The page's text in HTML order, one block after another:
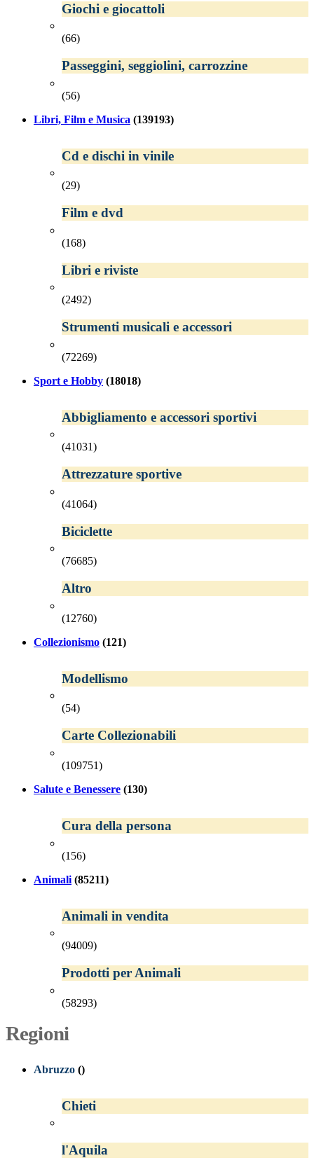
Giochi e giocattoli
(66)
Passeggini, seggiolini, carrozzine
(56)
Libri, Film e Musica (139193)
Cd e dischi in vinile
(29)
Film e dvd
(168)
Libri e riviste
(2492)
Strumenti musicali e accessori
(72269)
Sport e Hobby (18018)
Abbigliamento e accessori sportivi
(41031)
Attrezzature sportive
(41064)
Biciclette
(76685)
Altro
(12760)
Collezionismo (121)
Modellismo
(54)
Carte Collezionabili
(109751)
Salute e Benessere (130)
Cura della persona
(156)
Animali (85211)
Animali in vendita
(94009)
Prodotti per Animali
(58293)
Regioni
Abruzzo ()
Chieti
l'Aquila